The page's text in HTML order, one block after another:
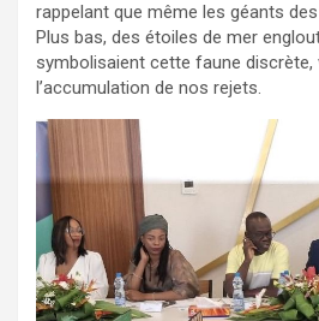
rappelant que même les géants
Plus bas, des étoiles de mer
symbolisaient cette faune discrète,
l’accumulation de nos rejets.